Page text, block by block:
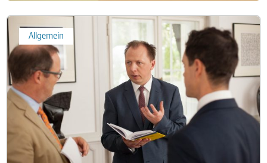
Schädlich
spricht
in
Köln
zu
Haftungsrisiken
Unternehmenssanierung
Allgemein